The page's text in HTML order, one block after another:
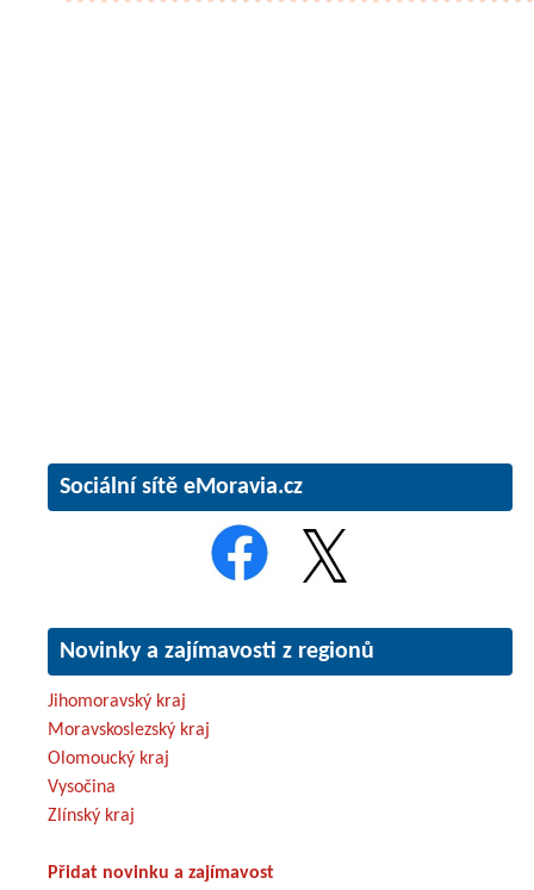
Sociální sítě eMoravia.cz
Novinky a zajímavosti z regionů
Jihomoravský kraj
Moravskoslezský kraj
Olomoucký kraj
Vysočina
Zlínský kraj
Přidat novinku a zajímavost